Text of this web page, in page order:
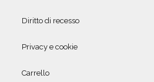
Diritto di recesso
Privacy e cookie
Carrello